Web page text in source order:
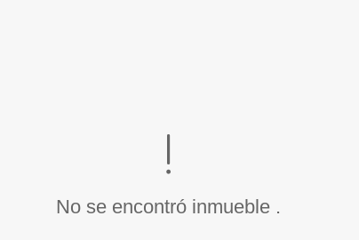
No se encontró inmueble .